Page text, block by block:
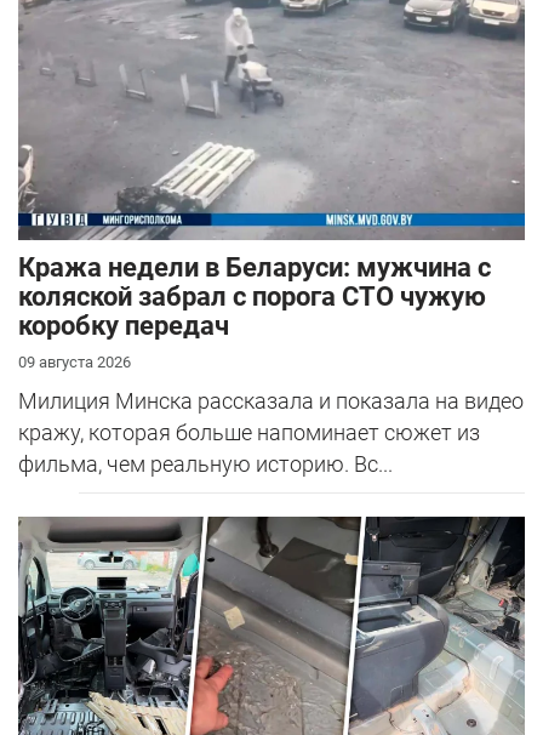
Кража недели в Беларуси: мужчина с
коляской забрал с порога СТО чужую
коробку передач
09 августа 2026
Милиция Минска рассказала и показала на видео
кражу, которая больше напоминает сюжет из
фильма, чем реальную историю. Вс...